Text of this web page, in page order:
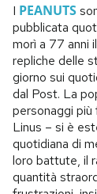
I PEANUTS
pubblicata
morì a 77 anni
repliche delle
giorno sui
dal Post. La
personaggi
Linus – si è
quotidiana di
loro battute, il
quantità